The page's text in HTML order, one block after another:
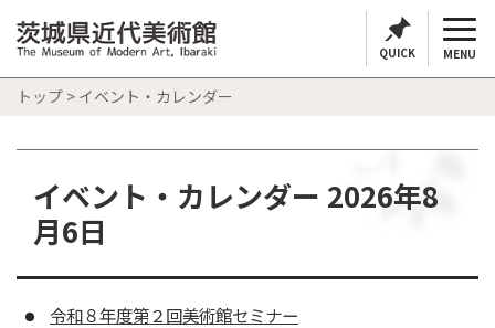
QUICK MENU
トップ > イベント・カレンダー
イベント・カレンダー 2026年8
月6日
令和８年度第２回美術館セミナー